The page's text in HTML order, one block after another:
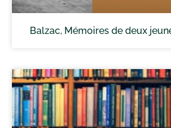
Balzac, Mémoires de deux